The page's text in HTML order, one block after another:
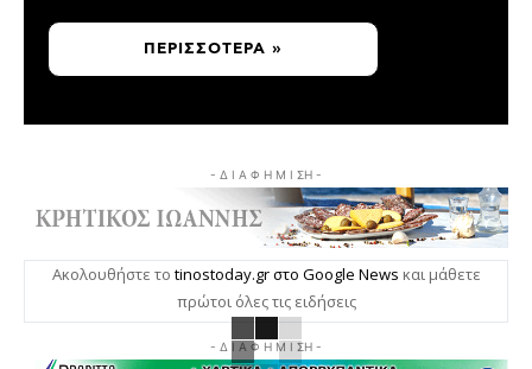
ΠΕΡΙΣΣΌΤΕΡΑ »
- Δ Ι Α Φ Η Μ Ι ΣΗ -
Ακολουθήστε το tinostoday.gr στο Google News και μάθετε
πρώτοι όλες τις ειδήσεις
- Δ Ι Α Φ Η Μ Ι ΣΗ -